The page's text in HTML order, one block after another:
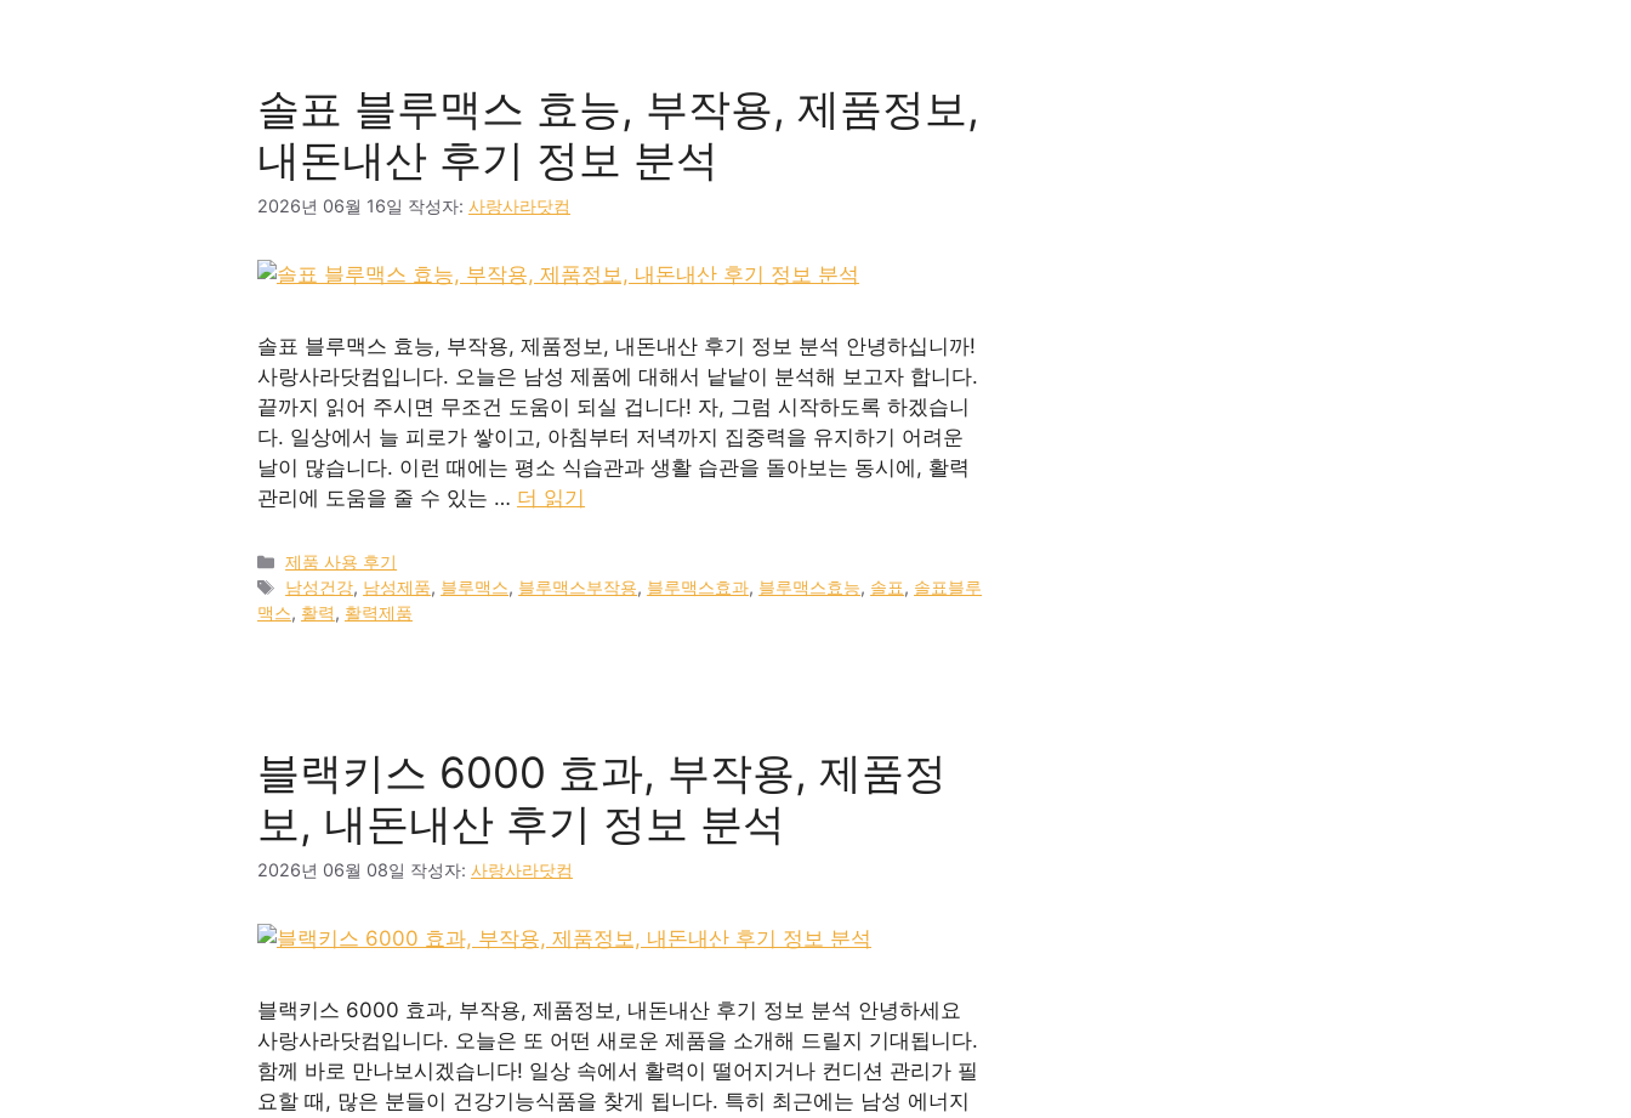
솔표 블루맥스 효능, 부작용, 제품정보,
내돈내산 후기 정보 분석
2026년 06월 16일 작성자: 사랑사라닷컴
솔표 블루맥스 효능, 부작용, 제품정보, 내돈내산 후기 정보 분석 안녕하십니까!
사랑사라닷컴입니다. 오늘은 남성 제품에 대해서 낱낱이 분석해 보고자 합니다.
끝까지 읽어 주시면 무조건 도움이 되실 겁니다! 자, 그럼 시작하도록 하겠습니
다. 일상에서 늘 피로가 쌓이고, 아침부터 저녁까지 집중력을 유지하기 어려운
날이 많습니다. 이런 때에는 평소 식습관과 생활 습관을 돌아보는 동시에, 활력
관리에 도움을 줄 수 있는 … 더 읽기
카
테
고
제품 사용 후기
태
그
남성건강, 남성제품, 블루맥스, 블루맥스부작용, 블루맥스효과, 블루맥스효능, 솔표, 솔표블루
맥스, 활력, 활력제품
블랙키스 6000 효과, 부작용, 제품정
보, 내돈내산 후기 정보 분석
2026년 06월 08일 작성자: 사랑사라닷컴
블랙키스 6000 효과, 부작용, 제품정보, 내돈내산 후기 정보 분석 안녕하세요
사랑사라닷컴입니다. 오늘은 또 어떤 새로운 제품을 소개해 드릴지 기대됩니다.
함께 바로 만나보시겠습니다! 일상 속에서 활력이 떨어지거나 컨디션 관리가 필
요할 때, 많은 분들이 건강기능식품을 찾게 됩니다. 특히 최근에는 남성 에너지